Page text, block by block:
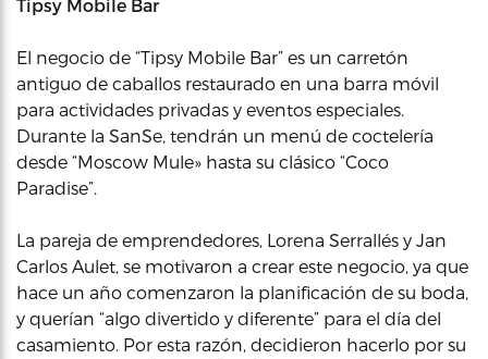
Tipsy Mobile Bar
El negocio de “Tipsy Mobile Bar” es un carretón
antiguo de caballos restaurado en una barra móvil
para actividades privadas y eventos especiales.
Durante la SanSe, tendrán un menú de coctelería
desde “Moscow Mule» hasta su clásico “Coco
Paradise”.
La pareja de emprendedores, Lorena Serrallés y Jan
Carlos Aulet, se motivaron a crear este negocio, ya que
hace un año comenzaron la planificación de su boda,
y querían “algo divertido y diferente” para el día del
casamiento. Por esta razón, decidieron hacerlo por su